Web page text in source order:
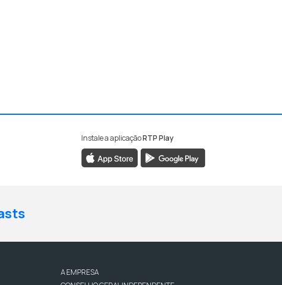
Instale a aplicaçãoRTP Play
A EMPRESA